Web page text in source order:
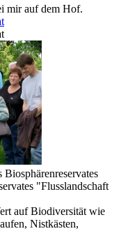
mir auf dem Hof.
"Flusslandschaft
auf Biodiversität wie
Nistkästen,